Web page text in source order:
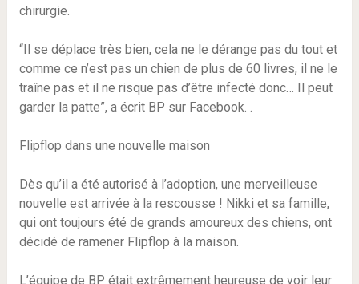
chirurgie.
“Il se déplace très bien, cela ne le dérange pas du tout et
comme ce n’est pas un chien de plus de 60 livres, il ne le
traîne pas et il ne risque pas d’être infecté donc… Il peut
garder la patte”, a écrit BP sur Facebook. .
Flipflop dans une nouvelle maison
Dès qu’il a été autorisé à l’adoption, une merveilleuse
nouvelle est arrivée à la rescousse ! Nikki et sa famille,
qui ont toujours été de grands amoureux des chiens, ont
décidé de ramener Flipflop à la maison.
L’équipe de BP était extrêmement heureuse de voir leur